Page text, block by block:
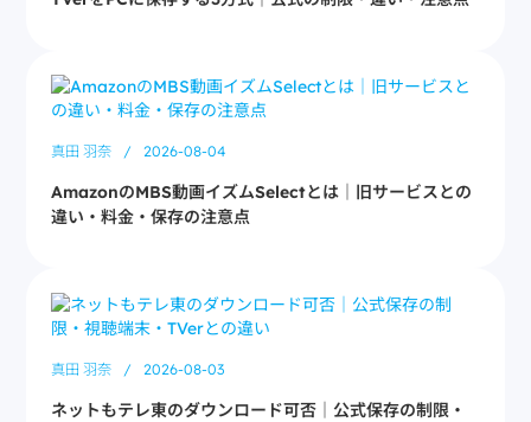
真田 羽奈 / 2026-08-04
AmazonのMBS動画イズムSelectとは｜旧サービスとの
違い・料金・保存の注意点
真田 羽奈 / 2026-08-03
ネットもテレ東のダウンロード可否｜公式保存の制限・